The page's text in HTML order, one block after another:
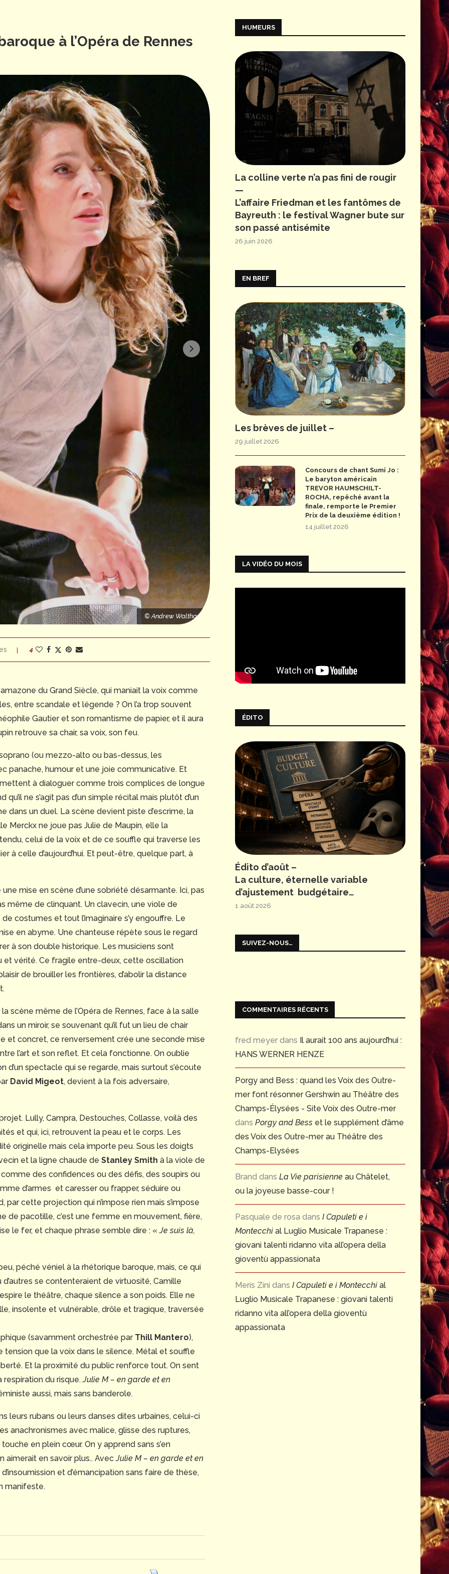
à l’Opéra de Rennes
© Andrew Waltham
© Andrew Waltham
© Andrew Waltham
4
du Grand Siècle, qui maniait la voix comme
entre scandale et légende ? On l’a trop souvent
Gautier et son romantisme de papier, et il aura
retrouve sa chair, sa voix, son feu.
(ou mezzo-alto ou bas-dessus, les
panache, humour et une joie communicative. Et
à dialoguer comme trois complices de longue
ne s’agit pas d’un simple récital mais plutôt d’un
dans un duel. La scène devient piste d’escrime, la
Merckx ne joue pas Julie de Maupin, elle la
celui de la voix et de ce souffle qui traverse les
à celle d’aujourd’hui. Et peut-être, quelque part, à
une mise en scène d’une sobriété désarmante. Ici, pas
même de clinquant. Un clavecin, une viole de
costumes et tout l’imaginaire s’y engouffre. Le
en abyme. Une chanteuse répète sous le regard
à son double historique. Les musiciens sont
vérité. Ce fragile entre-deux, cette oscillation
de brouiller les frontières, d’abolir la distance
scène même de l’Opéra de Rennes, face à la salle
un miroir, se souvenant qu’il fut un lieu de chair
et concret, ce renversement crée une seconde mise
l’art et son reflet. Et cela fonctionne. On oublie
spectacle qui se regarde, mais surtout s’écoute
David Migeot, devient à la fois adversaire,
Lully, Campra, Destouches, Collasse, voilà des
et qui, ici, retrouvent la peau et le corps. Les
originelle mais cela importe peu. Sous les doigts
et la ligne chaude de Stanley Smith à la viole de
des confidences ou des défis, des soupirs ou
d’armes et caresser ou frapper, séduire ou
par cette projection qui n’impose rien mais s’impose
de pacotille, c’est une femme en mouvement, fière,
le fer, et chaque phrase semble dire : «Je suis là,
péché véniel à la rhétorique baroque, mais, ce qui
se contenteraient de virtuosité, Camille
le théâtre, chaque silence a son poids. Elle ne
insolente et vulnérable, drôle et tragique, traversée
(savamment orchestrée par Thill Mantero),
tension que la voix dans le silence. Métal et souffle
Et la proximité du public renforce tout. On sent
respiration du risque.Julie M – en garde et en
aussi, mais sans banderole.
leurs rubans ou leurs danses dites urbaines, celui-ci
anachronismes avec malice, glisse des ruptures,
en plein cœur. On y apprend sans s’en
aimerait en savoir plus.. AvecJulie M – en garde et en
et d’émancipation sans faire de thèse,
manifeste.
HUMEURS
La colline verte n’a pas fini de rougir
—
L’affaire Friedman et les fantômes de
Bayreuth : le festival Wagner bute sur
son passé antisémite
26 juin 2026
EN BREF
Les brèves de juillet –
29 juillet 2026
Concours de chant Sumi Jo :
Le baryton américain
TREVOR HAUMSCHILT-
ROCHA, repêché avant la
finale, remporte le Premier
Prix de la deuxième édition !
14 juillet 2026
LA VIDÉO DU MOIS
ÉDITO
Édito d’août –
La culture, éternelle variable
d’ajustement budgétaire…
1 août 2026
SUIVEZ-NOUS…
COMMENTAIRES RÉCENTS
fred meyer dans Il aurait 100 ans aujourd’hui :
HANS WERNER HENZE
Porgy and Bess : quand les Voix des Outre-
mer font résonner Gershwin au Théâtre des
Champs-Élysées - Site Voix des Outre-mer
dans Porgy and Bess et le supplément d’âme
des Voix des Outre-mer au Théâtre des
Champs-Elysées
Brand dans La Vie parisienne au Châtelet,
ou la joyeuse basse-cour !
Pasquale de rosa dans I Capuleti e i
Montecchi al Luglio Musicale Trapanese :
giovani talenti ridanno vita all’opera della
gioventù appassionata
Meris Zini dans I Capuleti e i Montecchi al
Luglio Musicale Trapanese : giovani talenti
ridanno vita all’opera della gioventù
appassionata